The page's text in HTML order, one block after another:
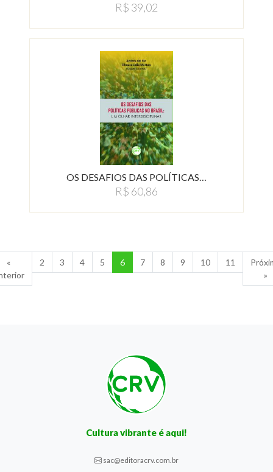
R$ 39,02
OS DESAFIOS DAS POLÍTICAS…
R$ 60,86
«
2 3 4 5 6 7 8 9 10 11
»
Cultura vibrante é aqui!
sac@editoracrv.com.br